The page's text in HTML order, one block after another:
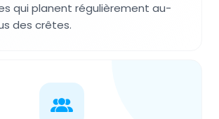
qui planent régulièrement au-
des crêtes.